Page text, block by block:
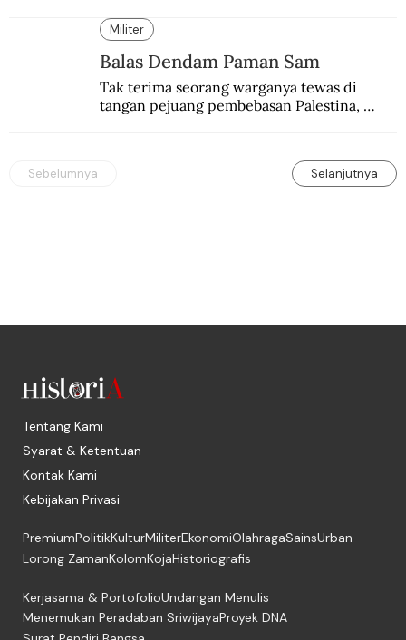
Muhammad Ali.
Militer
Balas Dendam Paman Sam
Tak terima seorang warganya tewas di
tangan pejuang pembebasan Palestina,
Sebelumnya Selanjutnya
Tentang Kami
Syarat & Ketentuan
Kontak Kami
Kebijakan Privasi
PremiumPolitikKulturMiliterEkonomiOlahragaSainsUrban
Lorong ZamanKolomKojaHistoriografis
Kerjasama & PortofolioUndangan Menulis
Menemukan Peradaban SriwijayaProyek DNA